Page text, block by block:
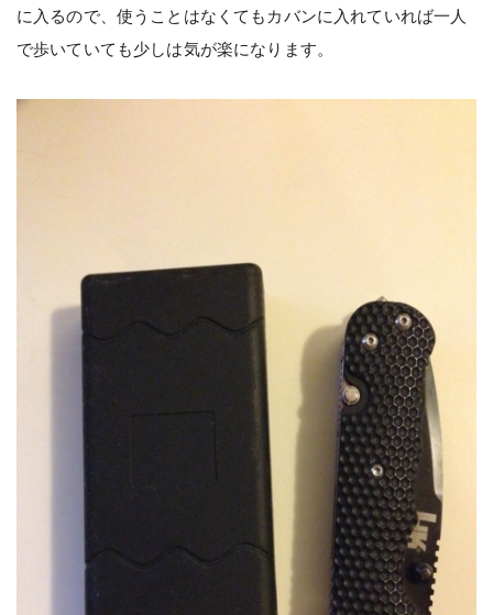
に入るので、使うことはなくてもカバンに入れていれば一人
で歩いていても少しは気が楽になります。